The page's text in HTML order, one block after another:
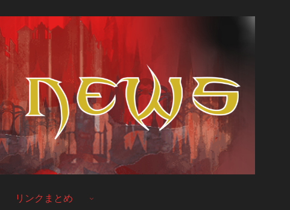
リンクまとめ